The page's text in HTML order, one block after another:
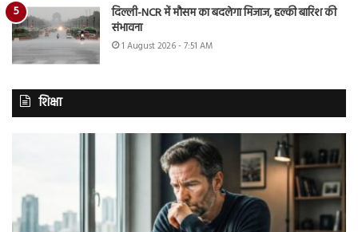
दिल्ली-NCR में मौसम का बदलेगा मिजाज, हल्की बारिश की
संभावना
1 August 2026 - 7:51 AM
शिक्षा